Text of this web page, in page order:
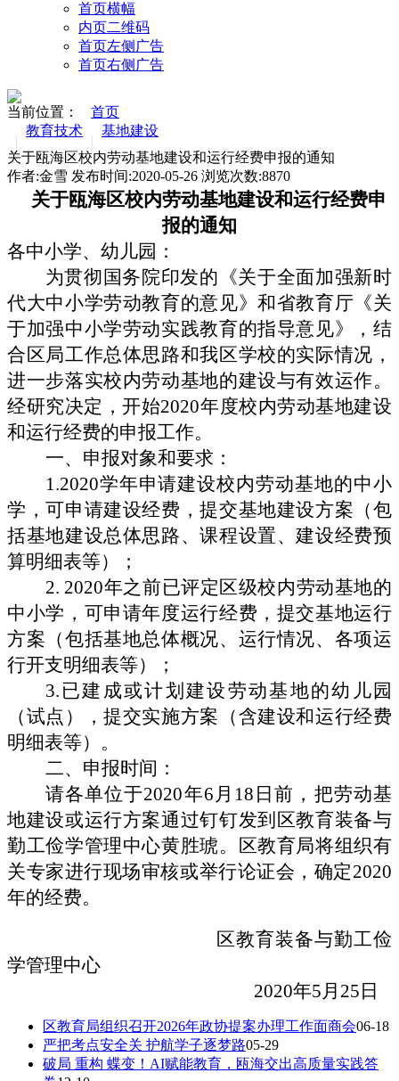
首页横幅
内页二维码
首页左侧广告
首页右侧广告
当前位置：
首页
教育技术
基地建设
关于瓯海区校内劳动基地建设和运行经费申报的通知
作者:金雪 发布时间:2020-05-26 浏览次数:8870
关于瓯海区校内劳动基地建设和运行经费申
报的通知
各中小学、幼儿园：
为贯彻国务院印发的《关于全面加强新时
代大中小学劳动教育的意见》和省教育厅《关
于加强中小学劳动实践教育的指导意见》
，结
合区局工作总体思路和我区学校的实际情况，
进一步落实校内劳动基地的建设与有效运作。
经研究决定，开始2020年度校内劳动基地建设
和运行经费的申报工作。
一、申报对象和要求：
1.2020学年申请建设校内劳动基地的中小
学，可申请建设经费，提交基地建设方案（包
括基地建设总体思路、课程设置、建设经费预
算明细表等）；
2. 2020年之前已评定区级校内劳动基地的
中小学，可申请年度运行经费，提交基地运行
方案（包括基地总体概况、运行情况、各项运
行开支明细表等）；
3.已建成或计划建设劳动基地的幼儿园
（试点），提交实施方案（含建设和运行经费
明细表等）。
二、申报时间：
请各单位于2020年6月18日前，把劳动基
地建设或运行方案通过钉钉发到区教育装备与
勤工俭学管理中心黄胜琥。区教育局将组织有
关专家进行现场审核或举行论证会，确定2020
年的经费。
区教育装备与勤工俭
学管理中心
2020年5月25日
区教育局组织召开2026年政协提案办理工作面商会06-18
严把考点安全关 护航学子逐梦路05-29
破局 重构 蝶变！AI赋能教育，瓯海交出高质量实践答